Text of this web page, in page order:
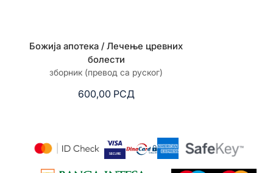
Божија апотека / Лечење цревних
болести
зборник (превод са руског)
600,00 РСД